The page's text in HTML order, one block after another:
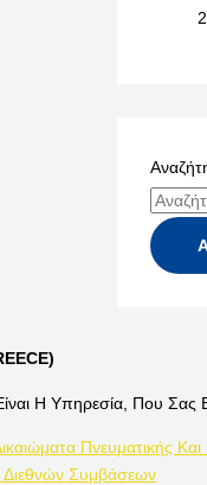
Η Υπηρεσία, Που Σας
Πνευματικής
Διεθνών Συμβάσεων